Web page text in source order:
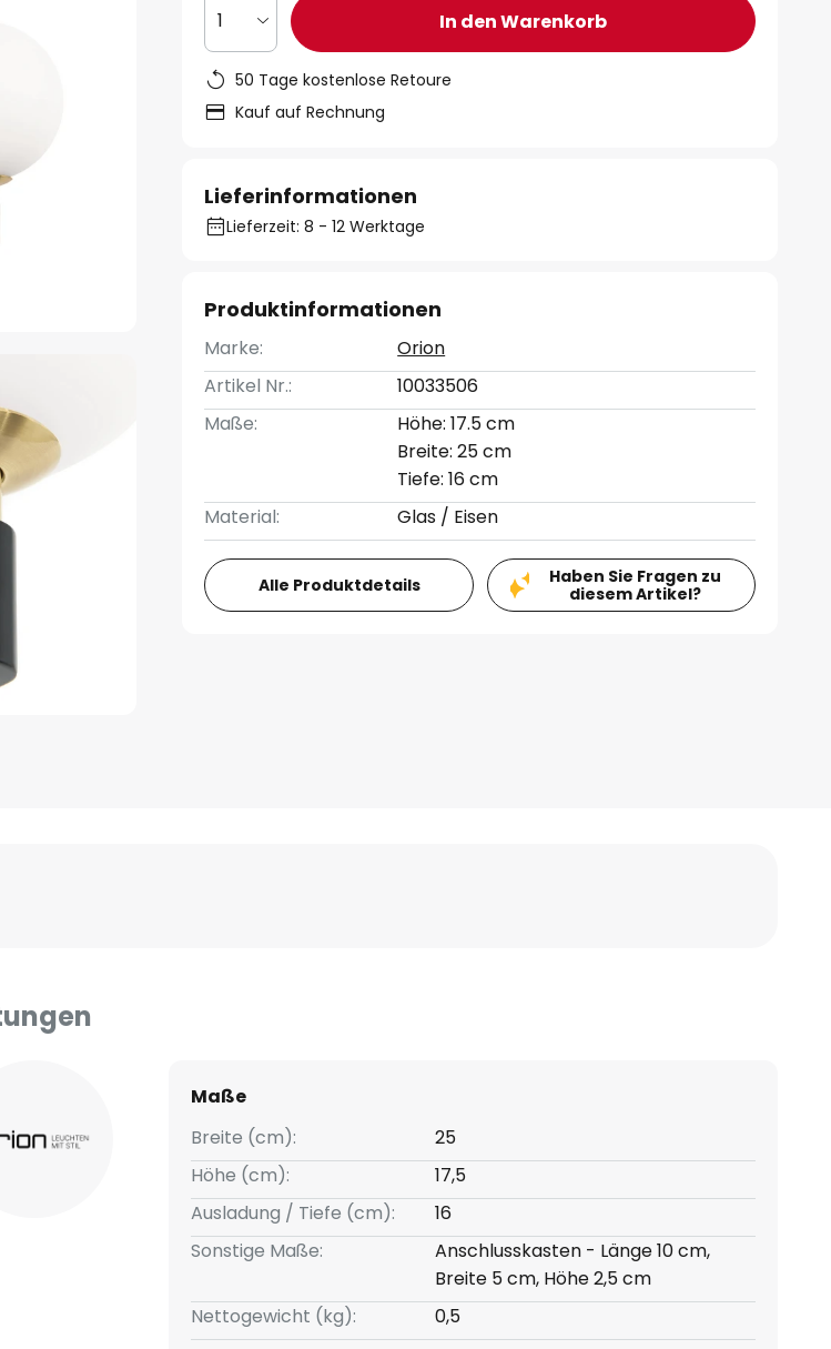
1 In den Warenkorb
50 Tage kostenlose Retoure
Kauf auf Rechnung
Lieferinformationen
Lieferzeit: 8 - 12 Werktage
Produktinformationen
Marke:
Orion
Artikel Nr.:
10033506
Maße:
Höhe: 17.5 cm
Breite: 25 cm
Tiefe: 16 cm
Material:
Glas / Eisen
Alle Produktdetails
Haben Sie Fragen zu
diesem Artikel?
Maße
Breite (cm):
25
Höhe (cm):
17,5
Ausladung / Tiefe (cm):
16
Sonstige Maße:
Anschlusskasten - Länge 10 cm,
Breite 5 cm, Höhe 2,5 cm
Nettogewicht (kg):
0,5